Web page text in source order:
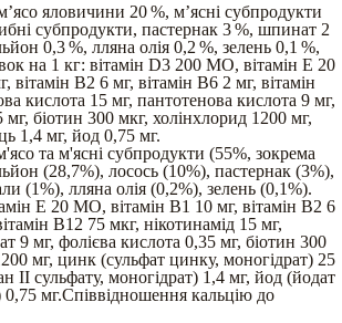
яловичини 20 %, м’ясні субпродукти
субпродукти, пастернак 3 %, шпинат 2
0,3 %, лляна олія 0,2 %, зелень 0,1 %,
на 1 кг: вітамін D3 200 МО, вітамін Е 20
В2 6 мг, вітамін В6 2 мг, вітамін
кислота 15 мг, пантотенова кислота 9 мг,
мг, біотин 300 мкг, холінхлорид 1200 мг,
1,4 мг, йод 0,75 мг.
та м'ясні субпродукти (55%, зокрема
(28,7%), лосось (10%), пастернак (3%),
(1%), лляна олія (0,2%), зелень (0,1%).
Е 20 МО, вітамін В1 10 мг, вітамін В2 6
В12 75 мкг, нікотинамід 15 мг,
9 мг, фолієва кислота 0,35 мг, біотин 300
мг, цинк (сульфат цинку, моногідрат) 25
ІІ сульфату, моногідрат) 1,4 мг, йод (йодат
мг.Співвідношення кальцію до